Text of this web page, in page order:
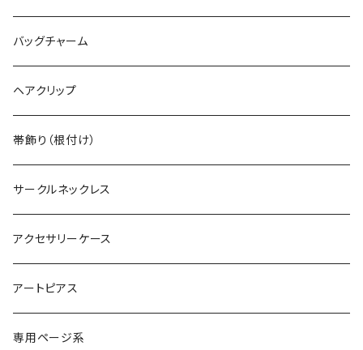
ヴィンテージピンバッジ
ヴィンテージリング
ヴィンテージイヤカフ
常設カラー
デカマルチョーカー
デカ丸アートピアス
デカマルチョーカー
シルバーリング
シルバーネックレス
シルバーブレスレット
バッグチャーム
ヘアクリップ
帯飾り（根付け）
サークルネックレス
アクセサリーケース
アートピアス
専用ページ系